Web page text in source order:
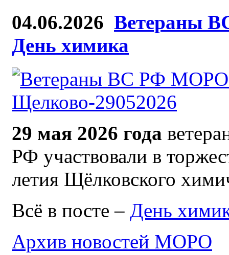
04.06.2026 Ветераны
День химика
29 мая 2026 года
РФ участвовали в
летия Щёлковского
Всё в посте – День
Архив новостей МОРО